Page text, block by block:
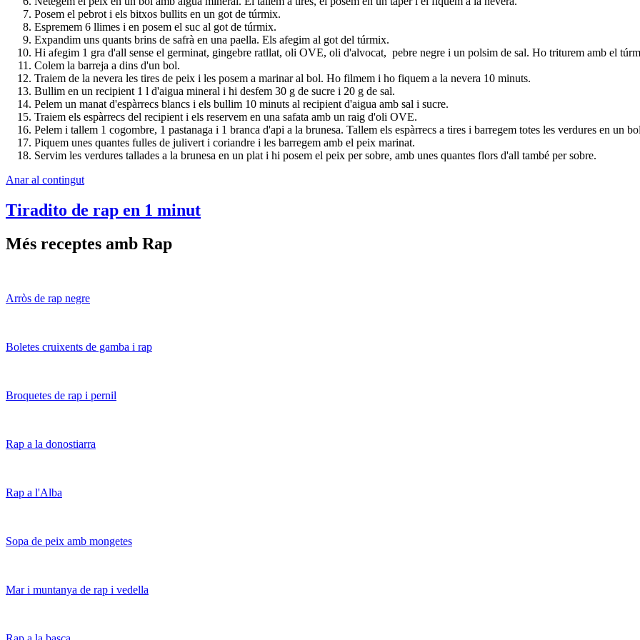
Posem el pebrot i els bitxos bullits en un got de túrmix.
Espremem 6 llimes i en posem el suc al got de túrmix.
Expandim uns quants brins de safrà en una paella. Els afegim al got del túrmix.
Hi afegim 1 gra d'all sense el germinat, gingebre ratllat, oli OVE, oli d'alvocat, pebre negre i un polsim de sal. Ho triturem amb el
Colem la barreja a dins d'un bol.
Traiem de la nevera les tires de peix i les posem a marinar al bol. Ho filmem i ho fiquem a la nevera 10 minuts.
Bullim en un recipient 1 l d'aigua mineral i hi desfem 30 g de sucre i 20 g de sal.
Pelem un manat d'espàrrecs blancs i els bullim 10 minuts al recipient d'aigua amb sal i sucre.
Traiem els espàrrecs del recipient i els reservem en una safata amb un raig d'oli OVE.
Pelem i tallem 1 cogombre, 1 pastanaga i 1 branca d'api a la brunesa. Tallem els espàrrecs a tires i barregem totes les verdures en un
Piquem unes quantes fulles de julivert i coriandre i les barregem amb el peix marinat.
Servim les verdures tallades a la brunesa en un plat i hi posem el peix per sobre, amb unes quantes flors d'all també per sobre.
Anar al contingut
Tiradito de rap en 1 minut
Més receptes amb Rap
Arròs de rap negre
Boletes cruixents de gamba i rap
Broquetes de rap i pernil
Rap a la donostiarra
Rap a l'Alba
Sopa de peix amb mongetes
Mar i muntanya de rap i vedella